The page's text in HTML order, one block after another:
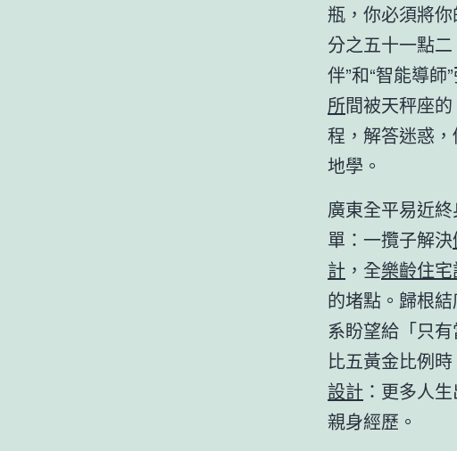
瓶，你必須將
分之五十一點
伴”和“智能導
所間被天秤座
程，解答迷惑
地學。
廣東全平易近
單：一攬子解決
計 ，全樂齡住
的堵點。歸根
系盼望給「只
比五黃金比例
設計 ：更多人
親身經歷。